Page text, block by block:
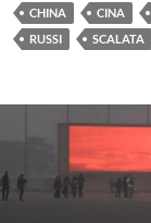
CHINA CINA
RUSSI
SCALATA